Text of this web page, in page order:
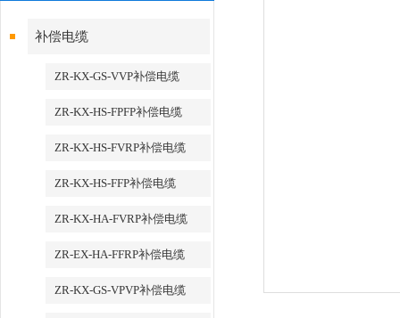
补偿电缆
ZR-KX-GS-VVP补偿电缆
ZR-KX-HS-FPFP补偿电缆
ZR-KX-HS-FVRP补偿电缆
ZR-KX-HS-FFP补偿电缆
ZR-KX-HA-FVRP补偿电缆
ZR-EX-HA-FFRP补偿电缆
ZR-KX-GS-VPVP补偿电缆